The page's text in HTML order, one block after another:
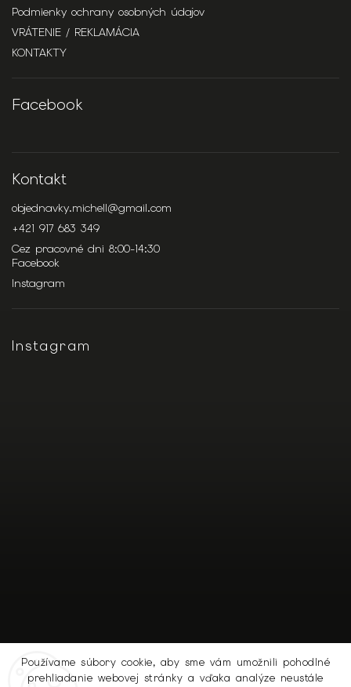
Používame súbory cookie, aby sme vám umožnili pohodlné
prehliadanie webovej stránky a vďaka analýze neustále
Podmienky ochrany osobných údajov
VRÁTENIE / REKLAMÁCIA
KONTAKTY
Facebook
Kontakt
objednavky.michell@gmail.com
+421 917 683 349
Cez pracovné dni 8:00-14:30
Facebook
Instagram
Instagram